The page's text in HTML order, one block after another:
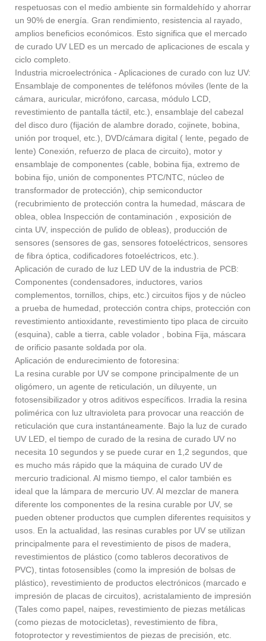
respetuosas con el medio ambiente sin formaldehído y ahorrar
un 90% de energía. Gran rendimiento, resistencia al rayado,
amplios beneficios económicos. Esto significa que el mercado
de curado UV LED es un mercado de aplicaciones de escala y
ciclo completo.
Industria microelectrónica - Aplicaciones de curado con luz UV:
Ensamblaje de componentes de teléfonos móviles (lente de la
cámara, auricular, micrófono, carcasa, módulo LCD,
revestimiento de pantalla táctil, etc.), ensamblaje del cabezal
del disco duro (fijación de alambre dorado, cojinete, bobina,
unión por troquel, etc.), DVD/cámara digital ( lente, pegado de
lente) Conexión, refuerzo de placa de circuito), motor y
ensamblaje de componentes (cable, bobina fija, extremo de
bobina fijo, unión de componentes PTC/NTC, núcleo de
transformador de protección), chip semiconductor
(recubrimiento de protección contra la humedad, máscara de
oblea, oblea Inspección de contaminación , exposición de
cinta UV, inspección de pulido de obleas), producción de
sensores (sensores de gas, sensores fotoeléctricos, sensores
de fibra óptica, codificadores fotoeléctricos, etc.).
Aplicación de curado de luz LED UV de la industria de PCB:
Componentes (condensadores, inductores, varios
complementos, tornillos, chips, etc.) circuitos fijos y de núcleo
a prueba de humedad, protección contra chips, protección con
revestimiento antioxidante, revestimiento tipo placa de circuito
(esquina), cable a tierra, cable volador , bobina Fija, máscara
de orificio pasante soldada por ola.
Aplicación de endurecimiento de fotoresina:
La resina curable por UV se compone principalmente de un
oligómero, un agente de reticulación, un diluyente, un
fotosensibilizador y otros aditivos específicos. Irradia la resina
polimérica con luz ultravioleta para provocar una reacción de
reticulación que cura instantáneamente. Bajo la luz de curado
UV LED, el tiempo de curado de la resina de curado UV no
necesita 10 segundos y se puede curar en 1,2 segundos, que
es mucho más rápido que la máquina de curado UV de
mercurio tradicional. Al mismo tiempo, el calor también es
ideal que la lámpara de mercurio UV. Al mezclar de manera
diferente los componentes de la resina curable por UV, se
pueden obtener productos que cumplen diferentes requisitos y
usos. En la actualidad, las resinas curables por UV se utilizan
principalmente para el revestimiento de pisos de madera,
revestimientos de plástico (como tableros decorativos de
PVC), tintas fotosensibles (como la impresión de bolsas de
plástico), revestimiento de productos electrónicos (marcado e
impresión de placas de circuitos), acristalamiento de impresión
(Tales como papel, naipes, revestimiento de piezas metálicas
(como piezas de motocicletas), revestimiento de fibra,
fotoprotector y revestimientos de piezas de precisión, etc.